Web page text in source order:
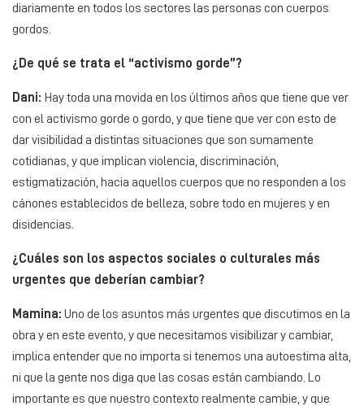
diariamente en todos los sectores las personas con cuerpos
gordos.
¿De qué se trata el “activismo gorde”?
Dani: Hay toda una movida en los últimos años que tiene que ver
con el activismo gorde o gordo, y que tiene que ver con esto de
dar visibilidad a distintas situaciones que son sumamente
cotidianas, y que implican violencia, discriminación,
estigmatización, hacia aquellos cuerpos que no responden a los
cánones establecidos de belleza, sobre todo en mujeres y en
disidencias.
¿Cuáles son los aspectos sociales o culturales más
urgentes que deberían cambiar?
Mamina: Uno de los asuntos más urgentes que discutimos en la
obra y en este evento, y que necesitamos visibilizar y cambiar,
implica entender que no importa si tenemos una autoestima alta,
ni que la gente nos diga que las cosas están cambiando. Lo
importante es que nuestro contexto realmente cambie, y que